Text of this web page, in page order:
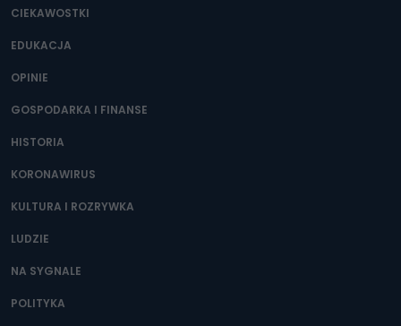
CIEKAWOSTKI
EDUKACJA
OPINIE
GOSPODARKA I FINANSE
HISTORIA
KORONAWIRUS
KULTURA I ROZRYWKA
LUDZIE
NA SYGNALE
POLITYKA